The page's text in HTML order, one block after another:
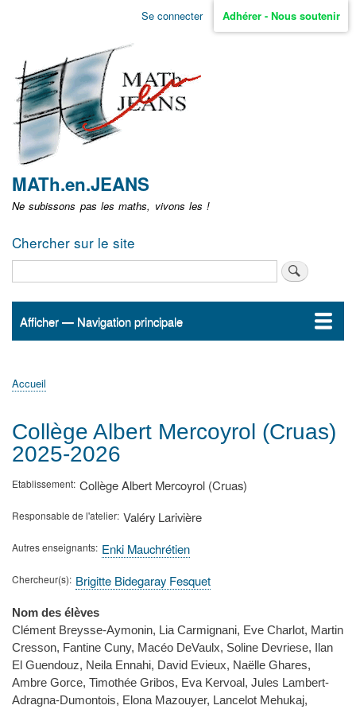
Aller
non
identifié
Se connecter Adhérer - Nous soutenir
MATh.en.JEANS
Ne subissons pas les maths, vivons les !
Chercher sur le site
Navigation
Afficher — Navigation principale
Accueil
ActualitésMATh.en.JEANS ?
Régions et Ateliers
Créer, gérer un atelier
Sujets/Publications
Congrès
d'Ariane
Accueil
Collège Albert Mercoyrol (Cruas)
2025-2026
Etablissement Collège Albert Mercoyrol (Cruas)
Responsable de l'atelier Valéry Larivière
Autres enseignants Enki Mauchrétien
Chercheur(s) Brigitte Bidegaray Fesquet
Nom des élèves
Clément Breysse-Aymonin, Lia Carmignani, Eve Charlot, Martin
Cresson, Fantine Cuny, Macéo DeVaulx, Soline Devriese, Ilan
El Guendouz, Neila Ennahi, David Evieux, Naëlle Ghares,
Ambre Gorce, Timothée Gribos, Eva Kervoal, Jules Lambert-
Adragna-Dumontois, Elona Mazouyer, Lancelot Mehukaj,